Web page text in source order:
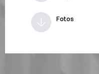
Fotos